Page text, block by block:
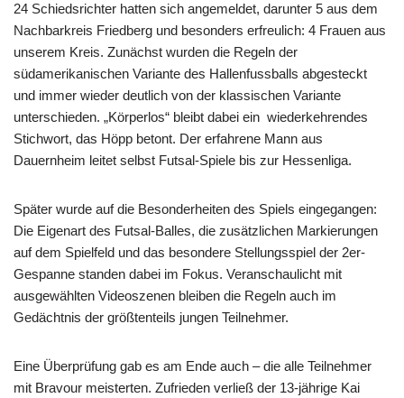
24 Schiedsrichter hatten sich angemeldet, darunter 5 aus dem
Nachbarkreis Friedberg und besonders erfreulich: 4 Frauen aus
unserem Kreis. Zunächst wurden die Regeln der
südamerikanischen Variante des Hallenfussballs abgesteckt
und immer wieder deutlich von der klassischen Variante
unterschieden. „Körperlos“ bleibt dabei ein wiederkehrendes
Stichwort, das Höpp betont. Der erfahrene Mann aus
Dauernheim leitet selbst Futsal-Spiele bis zur Hessenliga.
Später wurde auf die Besonderheiten des Spiels eingegangen:
Die Eigenart des Futsal-Balles, die zusätzlichen Markierungen
auf dem Spielfeld und das besondere Stellungsspiel der 2er-
Gespanne standen dabei im Fokus. Veranschaulicht mit
ausgewählten Videoszenen bleiben die Regeln auch im
Gedächtnis der größtenteils jungen Teilnehmer.
Eine Überprüfung gab es am Ende auch – die alle Teilnehmer
mit Bravour meisterten. Zufrieden verließ der 13-jährige Kai